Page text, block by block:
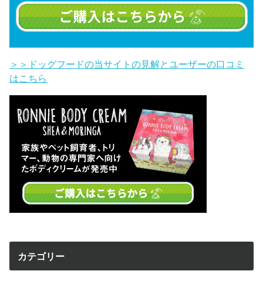
＞＞ドッグフードの当サイトの見解とユーザーの口コミ
はこちら
カテゴリー